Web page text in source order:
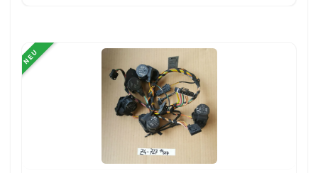
NEU